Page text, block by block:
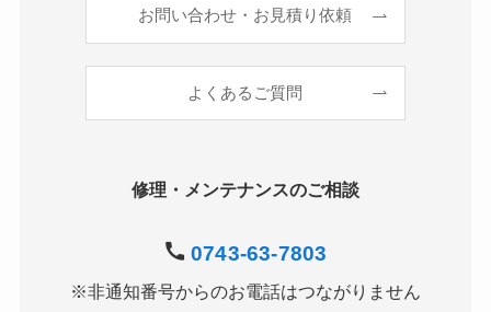
お問い合わせ・お見積り依頼
よくあるご質問
修理・メンテナンスのご相談
0743-63-7803
※非通知番号からのお電話はつながりません